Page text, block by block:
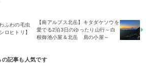
ふわの毛虫
ロヒトリ】
【南アルプス北岳】キタダケソウを
愛でる2泊3日のゆったり山行～白
根御池小屋＆北岳 肩の小屋～